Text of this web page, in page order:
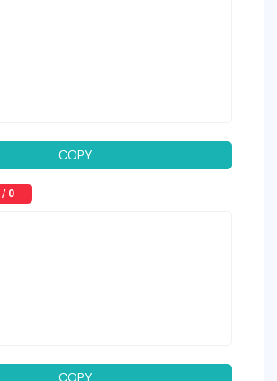
COPY
/ 0
COPY